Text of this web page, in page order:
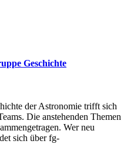
Geschichte
der Astronomie trifft sich
Die anstehenden Themen
Wer neu
sich über fg-